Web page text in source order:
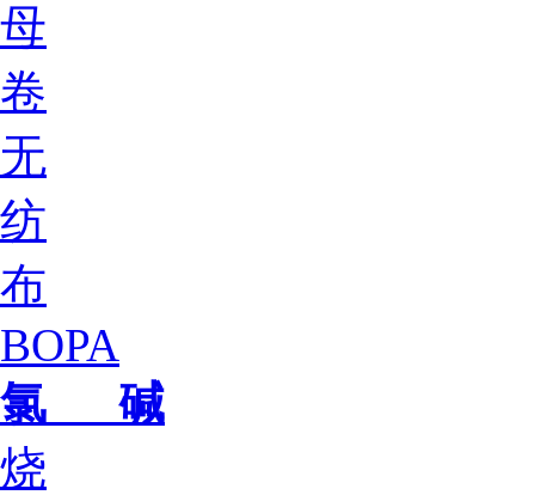
母
卷
无
纺
布
BOPA
氯 碱
烧